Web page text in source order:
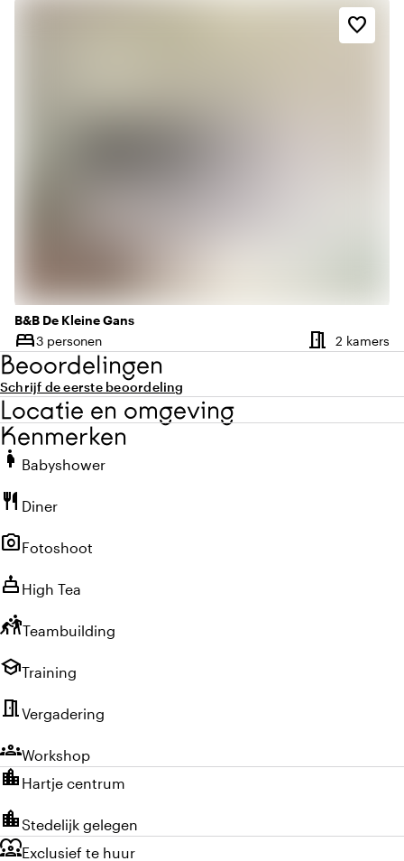
B&B De Kleine Gans
bed
Capaciteit
3 personen meeting_room 2 kamers
favorite_border
Beoordelingen
Schrijf de eerste beoordeling
Locatie en omgeving
Kenmerken
pregnant_woman Babyshower
restaurant Diner
photo_cameraFotoshoot
cake High Tea
sports_kabaddiTeambuilding
schoolTraining
meeting_roomVergadering
groupsWorkshop
location_city Hartje centrum
location_cityStedelijk gelegen
diversity_1Exclusief te huur